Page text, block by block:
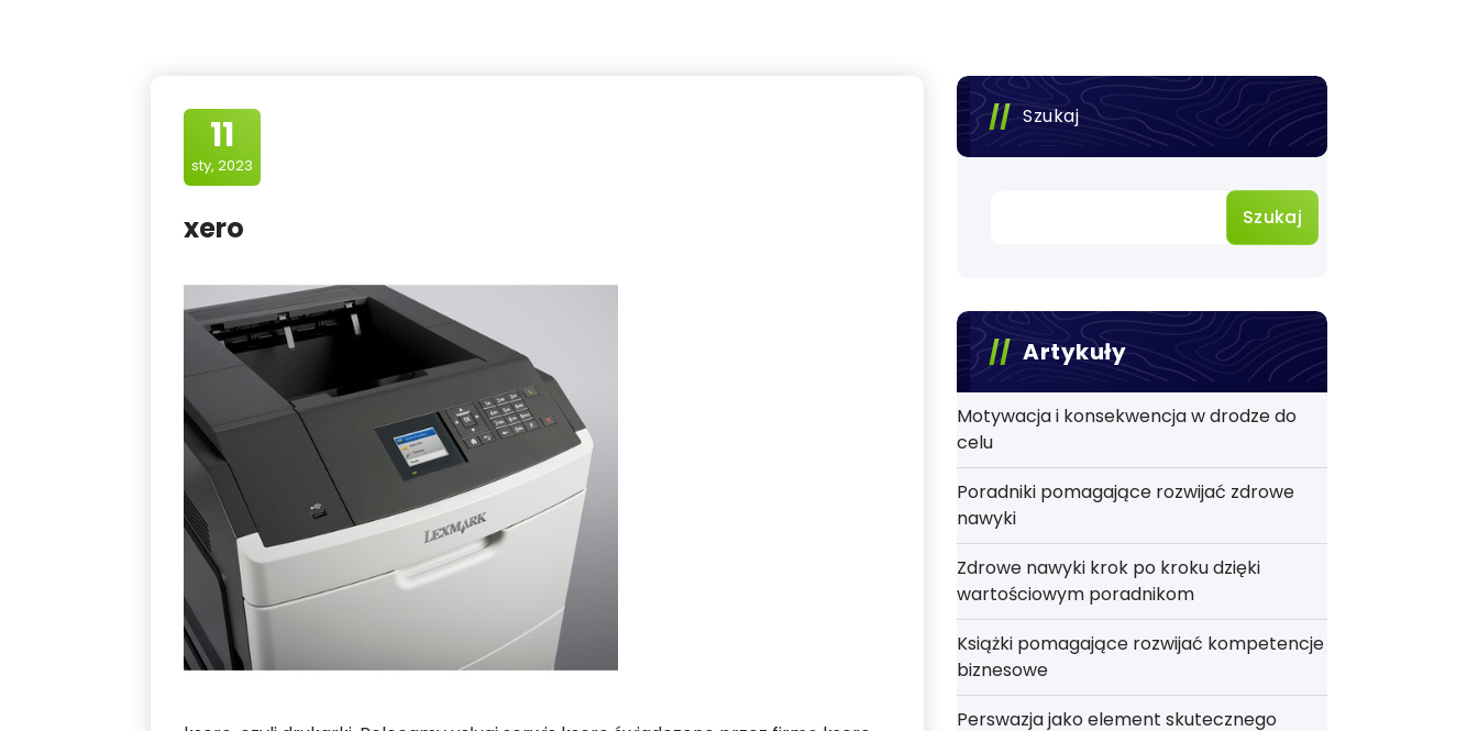
11
sty, 2023
xero
Szukaj
Szukaj
Artykuły
Motywacja i konsekwencja w drodze do
celu
Poradniki pomagające rozwijać zdrowe
nawyki
Zdrowe nawyki krok po kroku dzięki
wartościowym poradnikom
Książki pomagające rozwijać kompetencje
biznesowe
Perswazja jako element skutecznego